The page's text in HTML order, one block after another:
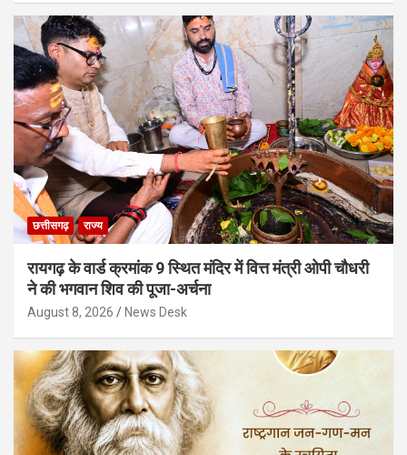
छत्तीसगढ़ राज्य
रायगढ़ के वार्ड क्रमांक 9 स्थित मंदिर में वित्त मंत्री ओपी चौधरी
ने की भगवान शिव की पूजा-अर्चना
August 8, 2026 News Desk